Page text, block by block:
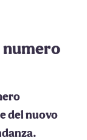
numero
del nuovo